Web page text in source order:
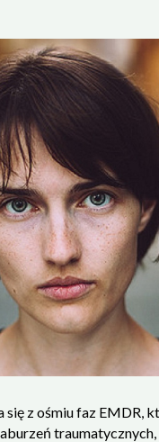
się z ośmiu faz EMDR,